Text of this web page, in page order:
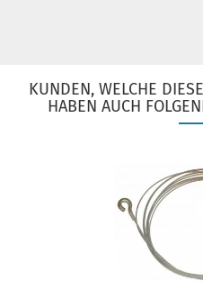
KUNDEN, WELCHE
HABEN AUCH